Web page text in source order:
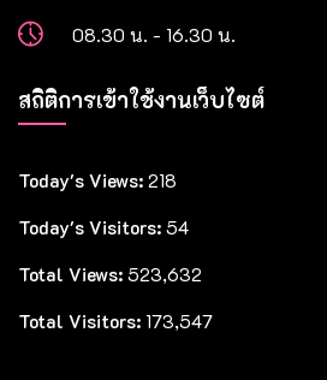
08.30 น. - 16.30 น.
สถิติการเข้าใช้งานเว็บไซต์
Today's Views: 218
Today's Visitors: 54
Total Views: 523,632
Total Visitors: 173,547